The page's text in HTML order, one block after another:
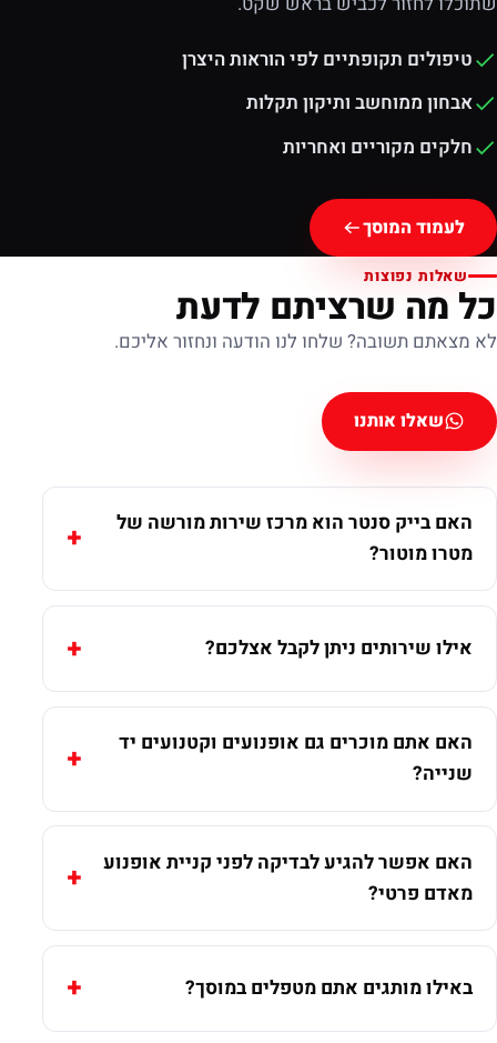
טיפולים תקופתיים לפי הוראות היצרן
אבחון ממוחשב ותיקון תקלות
חלקים מקוריים ואחריות
לעמוד המוסך
שאלות נפוצות
כל מה שרציתם לדעת
לא מצאתם תשובה? שלחו לנו הודעה ונחזור אליכם.
שאלו אותנו
האם בייק סנטר הוא מרכז שירות מורשה של
מטרו מוטור?
אילו שירותים ניתן לקבל אצלכם?
האם אתם מוכרים גם אופנועים וקטנועים יד
שנייה?
האם אפשר להגיע לבדיקה לפני קניית אופנוע
מאדם פרטי?
באילו מותגים אתם מטפלים במוסך?